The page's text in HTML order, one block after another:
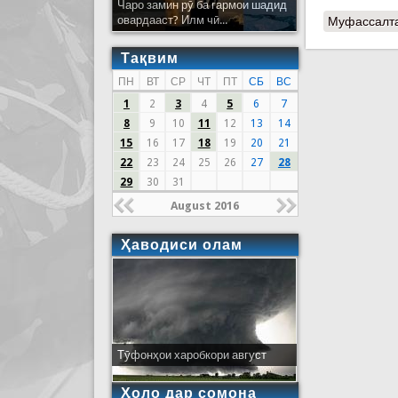
Чаро замин рӯ ба гармои шадид
овардааст? Илм чӣ...
Тақвим
ПН ВТ СР ЧТ ПТ СБ
ВС
1
2 3 4 5 6
7
8
9 10 11 12 13
14
15
16 17 18 19 20
21
22
23 24 25 26 27
28
29
30 31
August 2016
Ҳаводиси олам
Тӯфонҳои харобкори август
Ҳоло дар сомона